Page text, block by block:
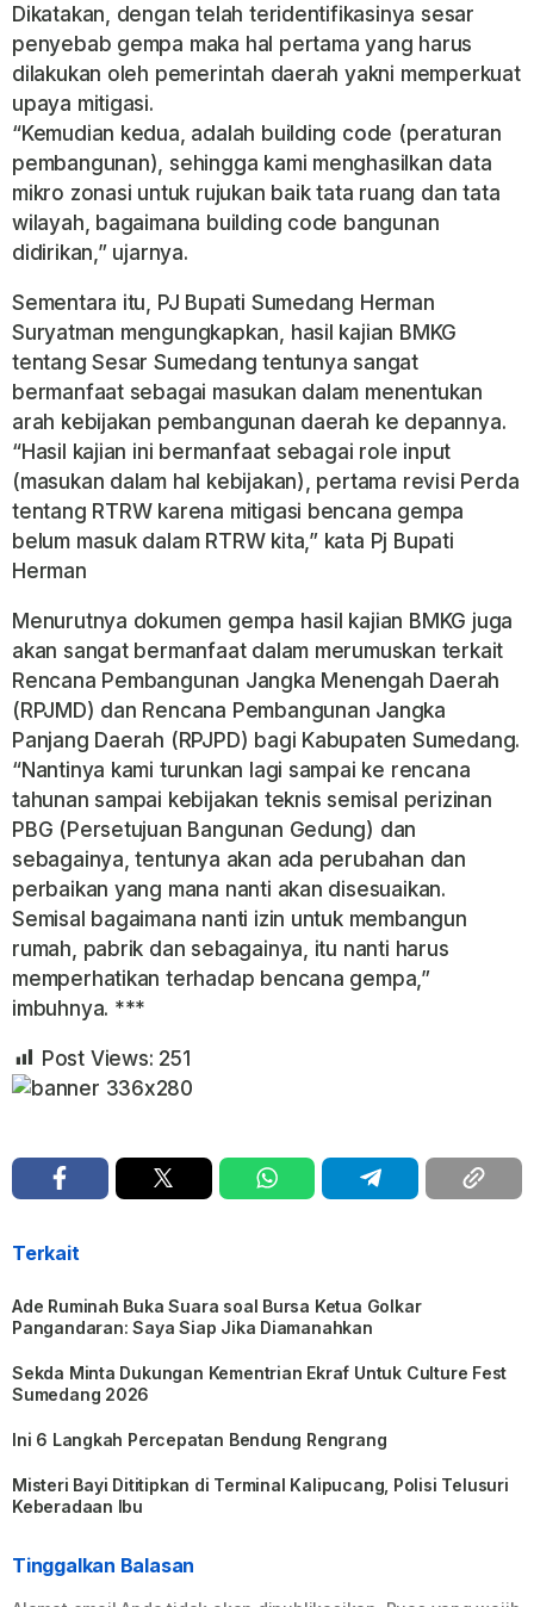
Dikatakan, dengan telah teridentifikasinya sesar
penyebab gempa maka hal pertama yang harus
dilakukan oleh pemerintah daerah yakni memperkuat
upaya mitigasi.
“Kemudian kedua, adalah building code (peraturan
pembangunan), sehingga kami menghasilkan data
mikro zonasi untuk rujukan baik tata ruang dan tata
wilayah, bagaimana building code bangunan
didirikan,” ujarnya.
Sementara itu, PJ Bupati Sumedang Herman
Suryatman mengungkapkan, hasil kajian BMKG
tentang Sesar Sumedang tentunya sangat
bermanfaat sebagai masukan dalam menentukan
arah kebijakan pembangunan daerah ke depannya.
“Hasil kajian ini bermanfaat sebagai role input
(masukan dalam hal kebijakan), pertama revisi Perda
tentang RTRW karena mitigasi bencana gempa
belum masuk dalam RTRW kita,” kata Pj Bupati
Herman
Menurutnya dokumen gempa hasil kajian BMKG juga
akan sangat bermanfaat dalam merumuskan terkait
Rencana Pembangunan Jangka Menengah Daerah
(RPJMD) dan Rencana Pembangunan Jangka
Panjang Daerah (RPJPD) bagi Kabupaten Sumedang.
“Nantinya kami turunkan lagi sampai ke rencana
tahunan sampai kebijakan teknis semisal perizinan
PBG (Persetujuan Bangunan Gedung) dan
sebagainya, tentunya akan ada perubahan dan
perbaikan yang mana nanti akan disesuaikan.
Semisal bagaimana nanti izin untuk membangun
rumah, pabrik dan sebagainya, itu nanti harus
memperhatikan terhadap bencana gempa,”
imbuhnya. ***
Post Views: 251
Terkait
Ade Ruminah Buka Suara soal Bursa Ketua Golkar
Pangandaran: Saya Siap Jika Diamanahkan
Sekda Minta Dukungan Kementrian Ekraf Untuk Culture Fest
Sumedang 2026
Ini 6 Langkah Percepatan Bendung Rengrang
Misteri Bayi Dititipkan di Terminal Kalipucang, Polisi Telusuri
Keberadaan Ibu
Tinggalkan Balasan